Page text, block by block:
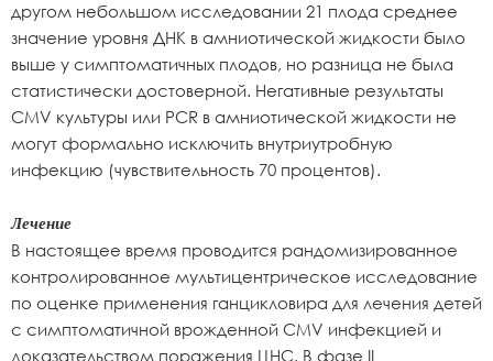
другом небольшом исследовании 21 плода среднее
значение уровня ДНК в амниотической жидкости было
выше у симптоматичных плодов, но разница не была
статистически достоверной. Негативные результаты
CMV культуры или PCR в амниотической жидкости не
могут формально исключить внутриутробную
инфекцию (чувствительность 70 процентов).
Лечение
В настоящее время проводится рандомизированное
контролированное мультицентрическое исследование
по оценке применения ганцикловира для лечения детей
с симптоматичной врожденной CMV инфекцией и
доказательством поражения ЦНС. В фазе II